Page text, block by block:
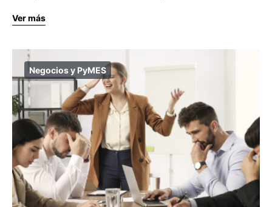
Ver más
Negocios y PyMES